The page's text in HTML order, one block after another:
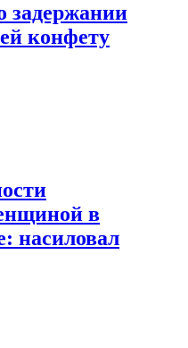
задержании
конфету
в
насиловал